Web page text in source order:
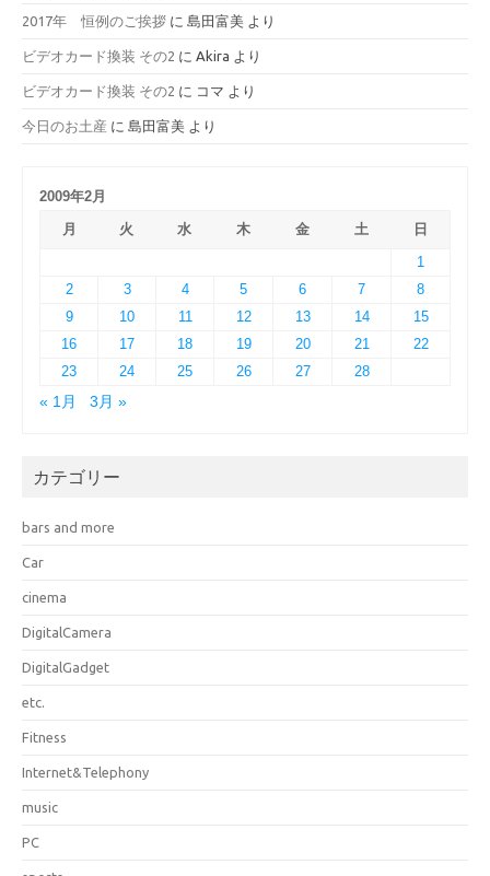
2017年 恒例のご挨拶 に 島田富美 より
ビデオカード換装 その2 に Akira より
ビデオカード換装 その2 に コマ より
今日のお土産 に 島田富美 より
2009年2月
月
火 水 木 金 土
日
1
2
3 4 5 6 7
8
9
10 11 12 13 14
15
16
17 18 19 20 21
22
23
24 25 26 27
28
« 1月
3月 »
カテゴリー
bars and more
Car
cinema
DigitalCamera
DigitalGadget
etc.
Fitness
Internet&Telephony
music
PC